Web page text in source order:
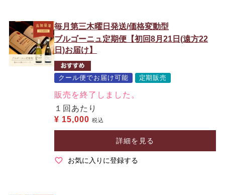
毎月第三木曜日発送/価格変動型
ブルゴーニュ定期便【初回8月21日(遠方22
日)お届け】
クール便でお届け可能 定期販売
販売を終了しました。
１回あたり
¥ 15,000 税込
詳細を見る
お気に入りに登録する